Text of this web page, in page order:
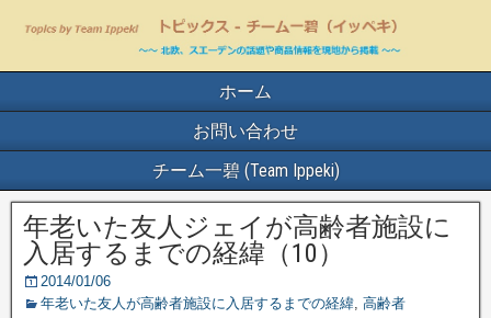
ホーム
お問い合わせ
チーム一碧 (Team Ippeki)
年老いた友人ジェイが高齢者施設に
入居するまでの経緯（10）
2014/01/06
年老いた友人が高齢者施設に入居するまでの経緯, 高齢者